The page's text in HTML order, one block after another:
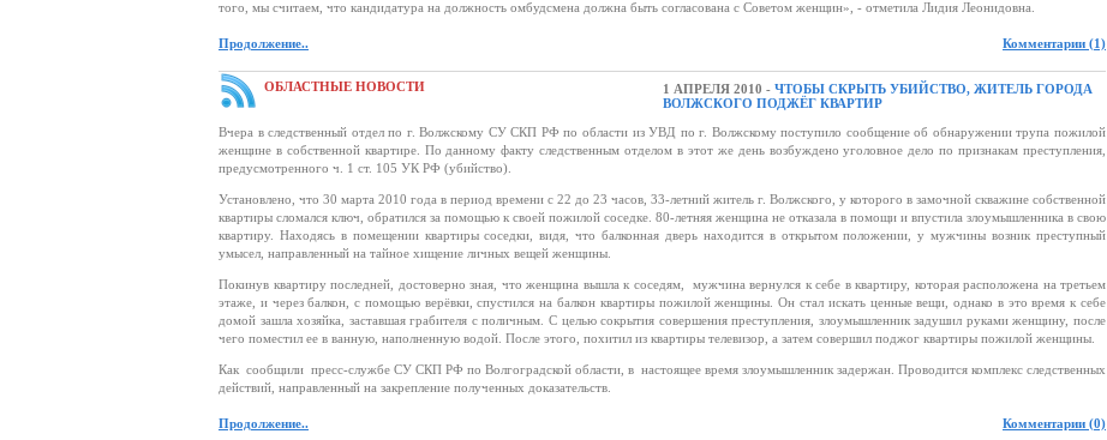
того, мы считаем, что кандидатура на должность омбудсмена должна быть согласована с Советом женщин», - отметила Лидия Леонидовна.
Продолжение.. Комментарии (1)
ОБЛАСТНЫЕ НОВОСТИ 1 АПРЕЛЯ 2010 - ЧТОБЫ СКРЫТЬ УБИЙСТВО, ЖИТЕЛЬ ГОРОДА
ВОЛЖСКОГО ПОДЖЁГ КВАРТИР
Вчера в следственный отдел по г. Волжскому СУ СКП РФ по области из УВД по г. Волжскому поступило сообщение об обнаружении трупа пожилой
женщине в собственной квартире. По данному факту следственным отделом в этот же день возбуждено уголовное дело по признакам преступления,
предусмотренного ч. 1 ст. 105 УК РФ (убийство).
Установлено, что 30 марта 2010 года в период времени с 22 до 23 часов, 33-летний житель г. Волжского, у которого в замочной скважине собственной
квартиры сломался ключ, обратился за помощью к своей пожилой соседке. 80-летняя женщина не отказала в помощи и впустила злоумышленника в свою
квартиру. Находясь в помещении квартиры соседки, видя, что балконная дверь находится в открытом положении, у мужчины возник преступный
умысел, направленный на тайное хищение личных вещей женщины.
Покинув квартиру последней, достоверно зная, что женщина вышла к соседям, мужчина вернулся к себе в квартиру, которая расположена на третьем
этаже, и через балкон, с помощью верёвки, спустился на балкон квартиры пожилой женщины. Он стал искать ценные вещи, однако в это время к себе
домой зашла хозяйка, заставшая грабителя с поличным. С целью сокрытия совершения преступления, злоумышленник задушил руками женщину, после
чего поместил ее в ванную, наполненную водой. После этого, похитил из квартиры телевизор, а затем совершил поджог квартиры пожилой женщины.
Как сообщили пресс-службе СУ СКП РФ по Волгоградской области, в настоящее время злоумышленник задержан. Проводится комплекс следственных
действий, направленный на закрепление полученных доказательств.
Продолжение.. Комментарии (0)